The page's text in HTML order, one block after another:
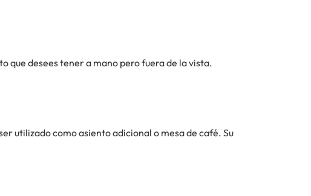
que desees tener a mano pero fuera de la vista.
utilizado como asiento adicional o mesa de café. Su